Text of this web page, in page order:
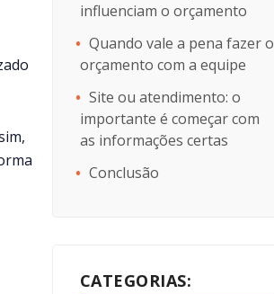
influenciam o orçamento
Quando vale a pena fazer o
orçamento com a equipe
Site ou atendimento: o
importante é começar com
as informações certas
Conclusão
CATEGORIAS: